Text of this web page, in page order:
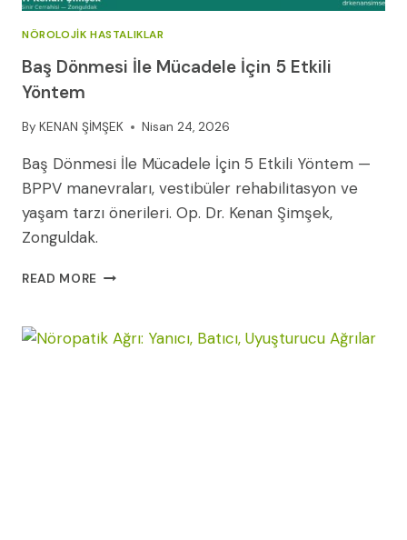
NÖROLOJIK HASTALIKLAR
Baş Dönmesi İle Mücadele İçin 5 Etkili
Yöntem
By KENAN ŞİMŞEK Nisan 24, 2026
Baş Dönmesi İle Mücadele İçin 5 Etkili Yöntem —
BPPV manevraları, vestibüler rehabilitasyon ve
yaşam tarzı önerileri. Op. Dr. Kenan Şimşek,
Zonguldak.
READ MORE BAŞ
MÜCADELE
İÇIN